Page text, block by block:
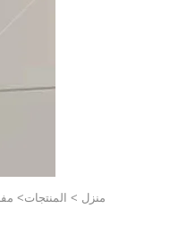
منزل > المنتجات>